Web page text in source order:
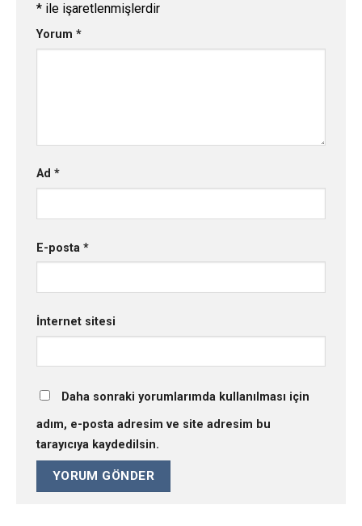
* ile işaretlenmişlerdir
Yorum *
Ad *
E-posta *
İnternet sitesi
Daha sonraki yorumlarımda kullanılması için
adım, e-posta adresim ve site adresim bu
tarayıcıya kaydedilsin.